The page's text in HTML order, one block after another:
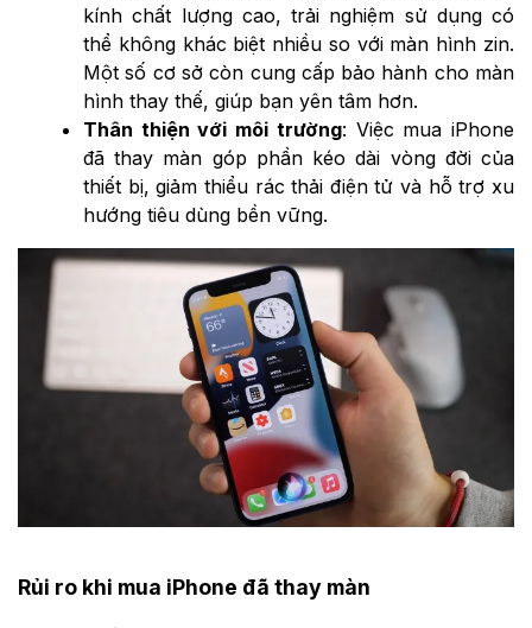
kính chất lượng cao, trải nghiệm sử dụng có
thể không khác biệt nhiều so với màn hình zin.
Một số cơ sở còn cung cấp bảo hành cho màn
hình thay thế, giúp bạn yên tâm hơn.
Thân thiện với môi trường: Việc mua iPhone
đã thay màn góp phần kéo dài vòng đời của
thiết bị, giảm thiểu rác thải điện tử và hỗ trợ xu
hướng tiêu dùng bền vững.
Rủi ro khi mua iPhone đã thay màn